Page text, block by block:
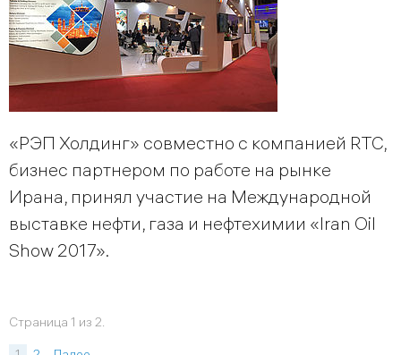
«РЭП Холдинг» совместно с компанией RTC,
бизнес партнером по работе на рынке
Ирана, принял участие на Международной
выставке нефти, газа и нефтехимии «Iran Oil
Show 2017».
Страница 1 из 2.